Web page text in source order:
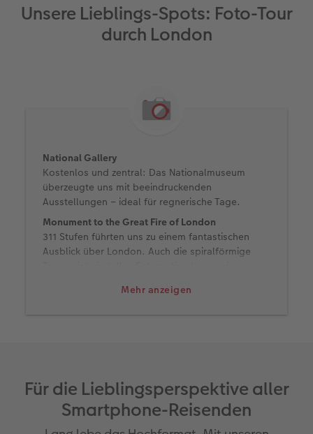
Unsere Lieblings-Spots: Foto-Tour
durch London
Mehr anzeigen
National Gallery
Kostenlos und zentral: Das Nationalmuseum
überzeugte uns mit beeindruckenden
Ausstellungen – ideal für regnerische Tage.
Monument to the Great Fire of London
311 Stufen führten uns zu einem fantastischen
Ausblick über London. Auch die spiralförmige
Hyde Park
Ein Naturerlebnis mitten in der englischen
Metropole: Vor allem die zutraulichen
Eichhörnchen im Hyde Park sind ein beliebtes
Für die Lieblingsperspektive aller
Smartphone-Reisenden